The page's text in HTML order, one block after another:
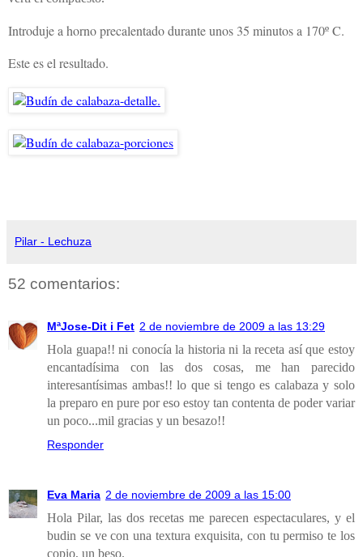
Introduje a horno precalentado durante unos 35 minutos a 170º C.
Este es el resultado.
Pilar - Lechuza
52 comentarios:
MªJose-Dit i Fet 2 de noviembre de 2009 a las 13:29
Hola guapa!! ni conocía la historia ni la receta así que estoy
encantadísima con las dos cosas, me han parecido
interesantísimas ambas!! lo que si tengo es calabaza y solo
la preparo en pure por eso estoy tan contenta de poder variar
un poco...mil gracias y un besazo!!
Responder
Eva Maria 2 de noviembre de 2009 a las 15:00
Hola Pilar, las dos recetas me parecen espectaculares, y el
budin se ve con una textura exquisita, con tu permiso te los
copio, un beso.